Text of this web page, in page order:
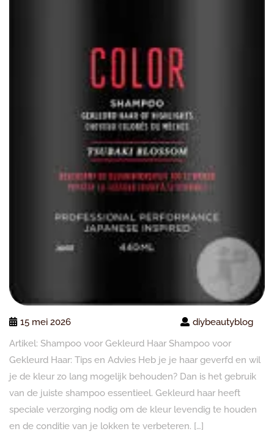
15 mei 2026
diybeautyblog
Artikel: Shampoo voor Gekleurd Haar Shampoo voor
Gekleurd Haar: Tips en Advies Heb je je haar geverfd en wil
je de kleur zo lang mogelijk behouden? Dan is het gebruik
van de juiste shampoo essentieel. Gekleurd haar heeft
speciale verzorging nodig om de kleur levendig te houden
en de conditie van je lokken te verbeteren. […]